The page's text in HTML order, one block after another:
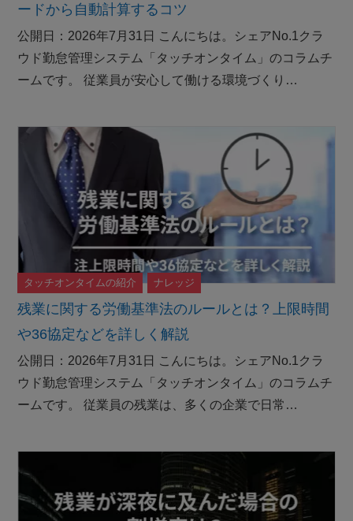
ードから自動計算するコツ
公開日：2026年7月31日 こんにちは。シェアNo.1クラ
ウド勤怠管理システム「タッチオンタイム」のコラムチ
ームです。 従業員が安心して働ける環境づくり…
残業に関する労働基準法のルールとは？上限時間
や36協定などを詳しく解説
タッチオンタイムの紹介 ナレッジ
公開日：2026年7月31日 こんにちは。シェアNo.1クラ
ウド勤怠管理システム「タッチオンタイム」のコラムチ
ームです。 従業員の残業は、多くの企業で日常…